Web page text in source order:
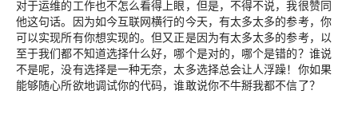
对于运维的工作也不怎么看得上眼，但是，不得不说，我很赞同
他这句话。因为如今互联网横行的今天，有太多太多的参考，你
可以实现所有你想实现的。但又正是因为有太多太多的参考，以
至于我们都不知道选择什么好，哪个是对的，哪个是错的？谁说
不是呢，没有选择是一种无奈，太多选择总会让人浮躁！你如果
能够随心所欲地调试你的代码，谁敢说你不牛掰我都不信了？